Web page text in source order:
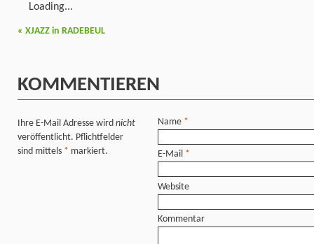
Loading...
« XJAZZ in RADEBEUL
KOMMENTIEREN
Ihre E-Mail Adresse wird nicht
veröffentlicht. Pflichtfelder
sind mittels * markiert.
Name *
E-Mail *
Website
Kommentar